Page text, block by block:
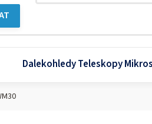
Dalekohledy Teleskopy